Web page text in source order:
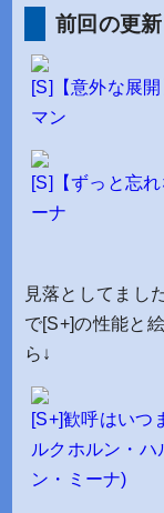
前回の更新
[S]【意外な展開
マン
[S]【ずっと忘れ
ーナ
見落としてまし
で[S+]の性能と
ら↓
[S+]歓呼はいつ
ルクホルン・ハ
ン・ミーナ)